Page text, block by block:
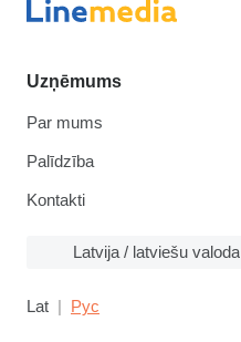
Uzņēmums
Par mums
Palīdzība
Kontakti
Latvija / latviešu valoda
Lat Рус